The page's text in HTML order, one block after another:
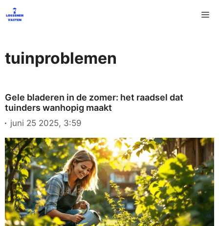
naar
tuinproblemen
Gele bladeren in de zomer: het raadsel dat
tuinders wanhopig maakt
juni 25 2025, 3:59